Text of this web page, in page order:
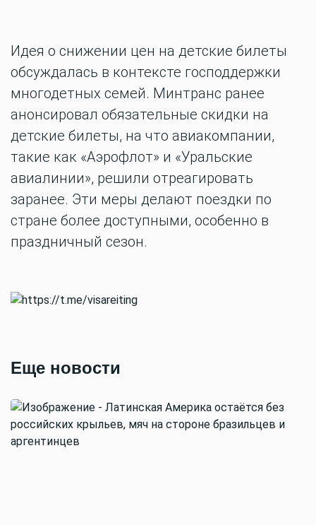
Идея о снижении цен на детские билеты
обсуждалась в контексте господдержки
многодетных семей. Минтранс ранее
анонсировал обязательные скидки на
детские билеты, на что авиакомпании,
такие как «Аэрофлот» и «Уральские
авиалинии», решили отреагировать
заранее. Эти меры делают поездки по
стране более доступными, особенно в
праздничный сезон.
Еще новости